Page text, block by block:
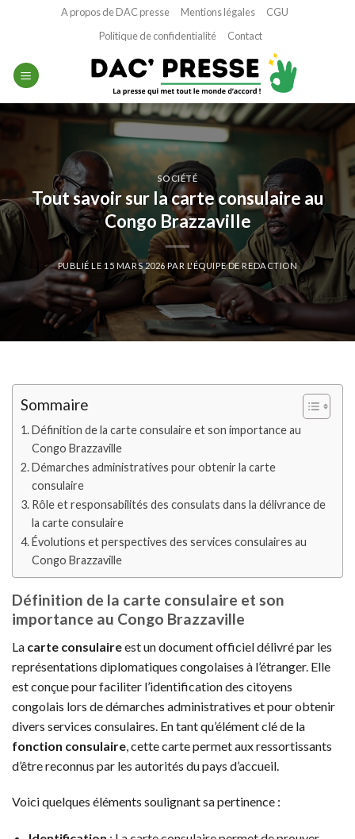
A propos de DAC presse Mentions légales
CGU
Politique de confidentialité
Contact
SOCIÉTÉ
Tout savoir sur la carte consulaire au
Congo Brazzaville
PUBLIÉ LE15 MARS 2026PAR L'ÉQUIPE DE REDACTION
Sommaire
Définition de la carte consulaire et son importance au
Congo Brazzaville
Démarches administratives pour obtenir la carte
consulaire
Rôle et responsabilités des consulats dans la délivrance de
la carte consulaire
Évolutions et perspectives des services consulaires au
Congo Brazzaville
Définition de la carte consulaire et son
importance au Congo Brazzaville
La carte consulaireest un document officiel délivré par les
représentations diplomatiques congolaises à l’étranger. Elle
est conçue pour faciliter l’identification des citoyens
congolais lors de démarches administratives et pour obtenir
divers services consulaires. En tant qu’élément clé de la
fonction consulaire , cette carte permet aux ressortissants
d’être reconnus par les autorités du pays d’accueil.
Voici quelques éléments soulignant sa pertinence :